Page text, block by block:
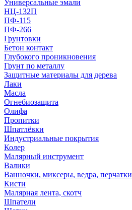
Универсальные эмали
НЦ-132П
ПФ-115
ПФ-266
Грунтовки
Бетон контакт
Глубокого проникновения
Грунт по металлу
Защитные материалы для дерева
Лаки
Масла
Огнебиозащита
Олифа
Пропитки
Шпатлёвки
Индустриальные покрытия
Колер
Малярный инструмент
Валики
Ванночки, миксеры, ведра, перчатки
Кисти
Малярная лента, скотч
Шпатели